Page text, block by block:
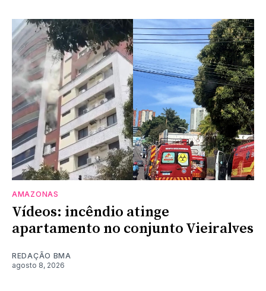
AMAZONAS
Vídeos: incêndio atinge
apartamento no conjunto Vieiralves
REDAÇÃO BMA
agosto 8, 2026